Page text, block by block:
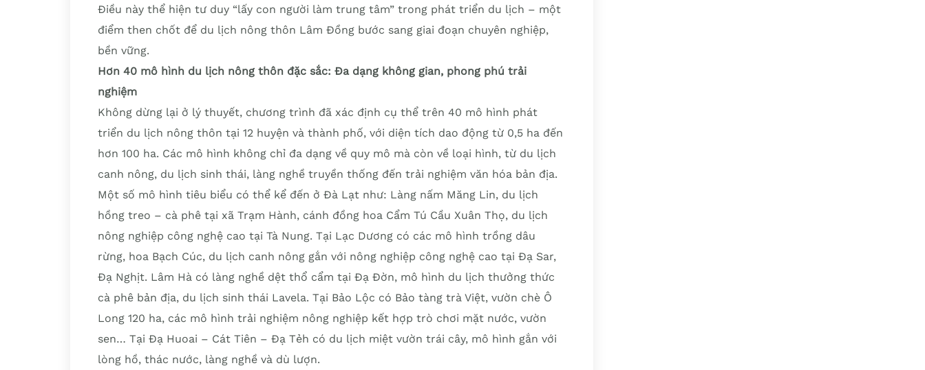
Điều này thể hiện tư duy “lấy con người làm trung tâm” trong phát triển du lịch – một
điểm then chốt để du lịch nông thôn Lâm Đồng bước sang giai đoạn chuyên nghiệp,
bền vững.
Hơn 40 mô hình du lịch nông thôn đặc sắc: Đa dạng không gian, phong phú trải
nghiệm
Không dừng lại ở lý thuyết, chương trình đã xác định cụ thể trên 40 mô hình phát
triển du lịch nông thôn tại 12 huyện và thành phố, với diện tích dao động từ 0,5 ha đến
hơn 100 ha. Các mô hình không chỉ đa dạng về quy mô mà còn về loại hình, từ du lịch
canh nông, du lịch sinh thái, làng nghề truyền thống đến trải nghiệm văn hóa bản địa.
Một số mô hình tiêu biểu có thể kể đến ở Đà Lạt như: Làng nấm Măng Lin, du lịch
hồng treo – cà phê tại xã Trạm Hành, cánh đồng hoa Cẩm Tú Cầu Xuân Thọ, du lịch
nông nghiệp công nghệ cao tại Tà Nung. Tại Lạc Dương có các mô hình trồng dâu
rừng, hoa Bạch Cúc, du lịch canh nông gắn với nông nghiệp công nghệ cao tại Đạ Sar,
Đạ Nghịt. Lâm Hà có làng nghề dệt thổ cẩm tại Đạ Đờn, mô hình du lịch thưởng thức
cà phê bản địa, du lịch sinh thái Lavela. Tại Bảo Lộc có Bảo tàng trà Việt, vườn chè Ô
Long 120 ha, các mô hình trải nghiệm nông nghiệp kết hợp trò chơi mặt nước, vườn
sen… Tại Đạ Huoai – Cát Tiên – Đạ Tẻh có du lịch miệt vườn trái cây, mô hình gắn với
lòng hồ, thác nước, làng nghề và dù lượn.